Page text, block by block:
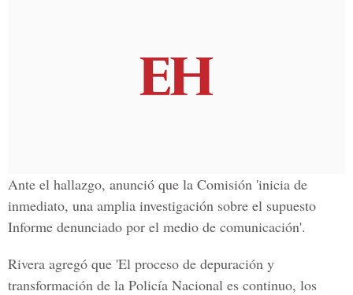
Ante el hallazgo, anunció que la Comisión 'inicia de
inmediato, una amplia investigación sobre el supuesto
Informe denunciado por el medio de comunicación'.
Rivera agregó que 'El proceso de depuración y
transformación de la Policía Nacional es continuo, los